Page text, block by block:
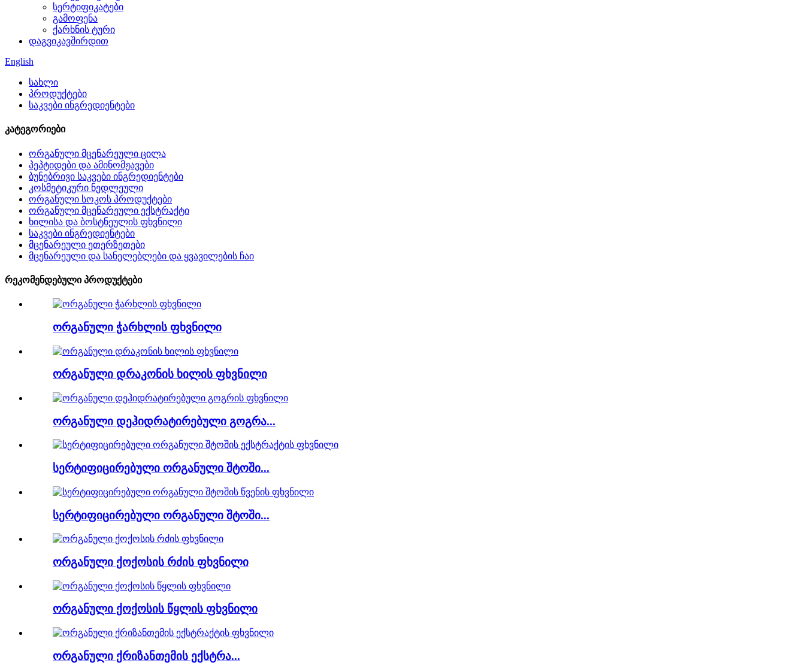
სერტიფიკატები
გამოფენა
ქარხნის ტური
დაგვიკავშირდით
English
სახლი
პროდუქტები
საკვები ინგრედიენტები
კატეგორიები
ორგანული მცენარეული ცილა
პეპტიდები და ამინომჟავები
ბუნებრივი საკვები ინგრედიენტები
კოსმეტიკური ნედლეული
ორგანული სოკოს პროდუქტები
ორგანული მცენარეული ექსტრაქტი
ხილისა და ბოსტნეულის ფხვნილი
საკვები ინგრედიენტები
მცენარეული ეთერზეთები
მცენარეული და სანელებლები და ყვავილების ჩაი
რეკომენდებული პროდუქტები
ორგანული ჭარხლის ფხვნილი
ორგანული დრაკონის ხილის ფხვნილი
ორგანული დეჰიდრატირებული გოგრა...
სერტიფიცირებული ორგანული შტოში...
სერტიფიცირებული ორგანული შტოში...
ორგანული ქოქოსის რძის ფხვნილი
ორგანული ქოქოსის წყლის ფხვნილი
ორგანული ქრიზანთემის ექსტრა...